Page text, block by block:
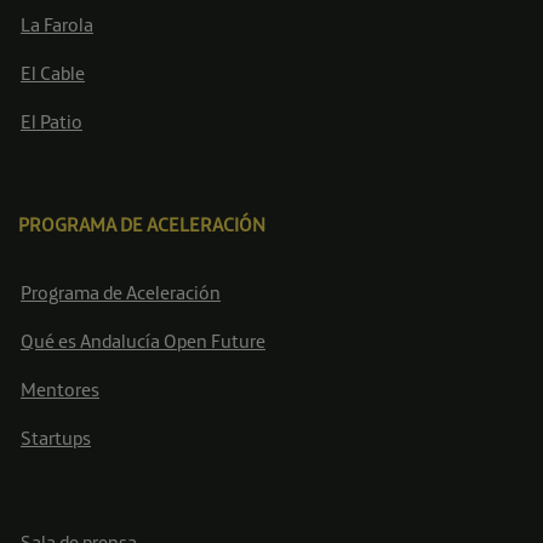
La Farola
El Cable
El Patio
PROGRAMA DE ACELERACIÓN
Programa de Aceleración
Qué es Andalucía Open Future
Mentores
Startups